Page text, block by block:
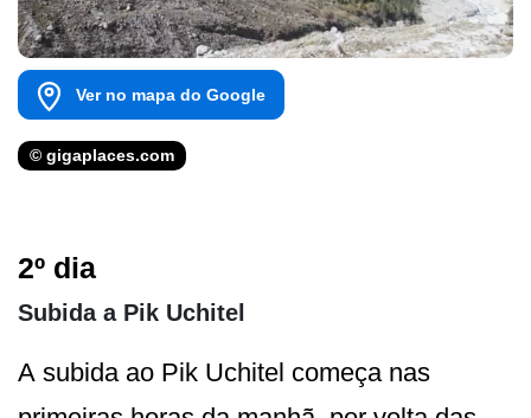
Ver no mapa do Google
© gigaplaces.com
2º dia
Subida a Pik Uchitel
A subida ao Pik Uchitel começa nas